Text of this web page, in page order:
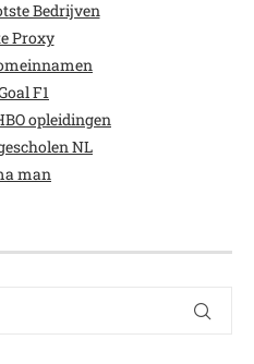
Bedrijven
Proxy
F1
opleidingen
NL
man